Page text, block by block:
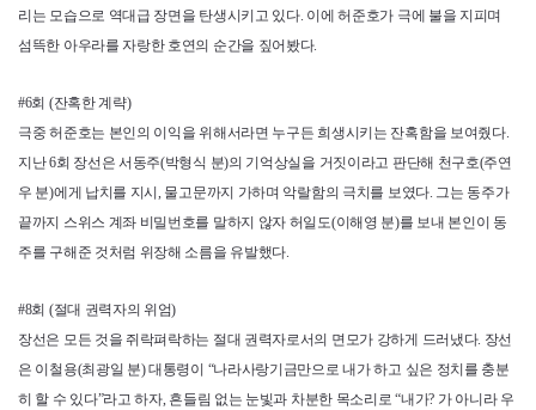
리는 모습으로 역대급 장면을 탄생시키고 있다. 이에 허준호가 극에 불을 지피며
섬뜩한 아우라를 자랑한 호연의 순간을 짚어봤다.
#6회 (잔혹한 계략)
극중 허준호는 본인의 이익을 위해서라면 누구든 희생시키는 잔혹함을 보여줬다.
지난 6회 장선은 서동주(박형식 분)의 기억상실을 거짓이라고 판단해 천구호(주연
우 분)에게 납치를 지시, 물고문까지 가하며 악랄함의 극치를 보였다. 그는 동주가
끝까지 스위스 계좌 비밀번호를 말하지 않자 허일도(이해영 분)를 보내 본인이 동
주를 구해준 것처럼 위장해 소름을 유발했다.
#8회 (절대 권력자의 위엄)
장선은 모든 것을 쥐락펴락하는 절대 권력자로서의 면모가 강하게 드러냈다. 장선
은 이철용(최광일 분) 대통령이 “나라사랑기금만으로 내가 하고 싶은 정치를 충분
히 할 수 있다”라고 하자, 흔들림 없는 눈빛과 차분한 목소리로 “내가? 가 아니라 우